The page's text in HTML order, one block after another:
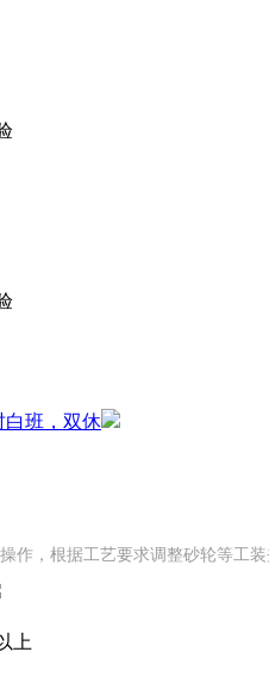
白班，双休
作，根据工艺要求调整砂轮等工
上